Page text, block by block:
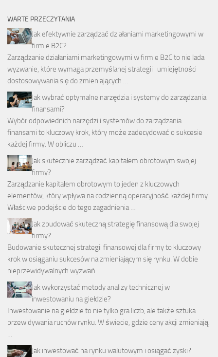
WARTE PRZECZYTANIA
Jak efektywnie zarządzać działaniami marketingowymi w
firmie B2C?
Zarządzanie działaniami marketingowymi w firmie B2C to nie lada
wyzwanie, które wymaga przemyślanej strategii i umiejętności
dostosowywania się do zmieniających …
Jak wybrać optymalne narzędzia i systemy do zarządzania
finansami?
Wybór odpowiednich narzędzi i systemów do zarządzania
finansami to kluczowy krok, który może zadecydować o sukcesie
każdej firmy. W obliczu …
Jak skutecznie zarządzać kapitałem obrotowym swojej
firmy?
Zarządzanie kapitałem obrotowym to jeden z kluczowych
elementów, który wpływa na codzienną operacyjność każdej firmy.
Właściwe podejście do tego zagadnienia …
Jak zbudować skuteczną strategię finansową dla swojej
firmy?
Budowanie skutecznej strategii finansowej dla firmy to kluczowy
krok w osiąganiu sukcesów na zmieniającym się rynku. W dobie
nieprzewidywalnych wyzwań …
Jak wykorzystać metody analizy technicznej w
inwestowaniu na giełdzie?
Inwestowanie na giełdzie to nie tylko gra liczb, ale także sztuka
przewidywania ruchów rynku. W świecie, gdzie ceny akcji zmieniają
…
Jak inwestować na rynku walutowym i osiągać zyski?